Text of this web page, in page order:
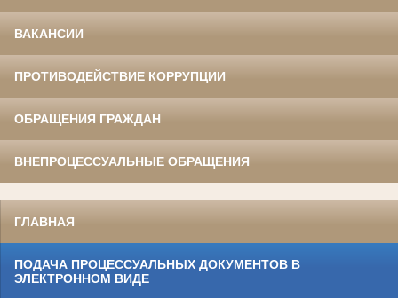
ВАКАНСИИ
ПРОТИВОДЕЙСТВИЕ КОРРУПЦИИ
ОБРАЩЕНИЯ ГРАЖДАН
ВНЕПРОЦЕССУАЛЬНЫЕ ОБРАЩЕНИЯ
ГЛАВНАЯ
ПОДАЧА ПРОЦЕССУАЛЬНЫХ ДОКУМЕНТОВ В
ЭЛЕКТРОННОМ ВИДЕ